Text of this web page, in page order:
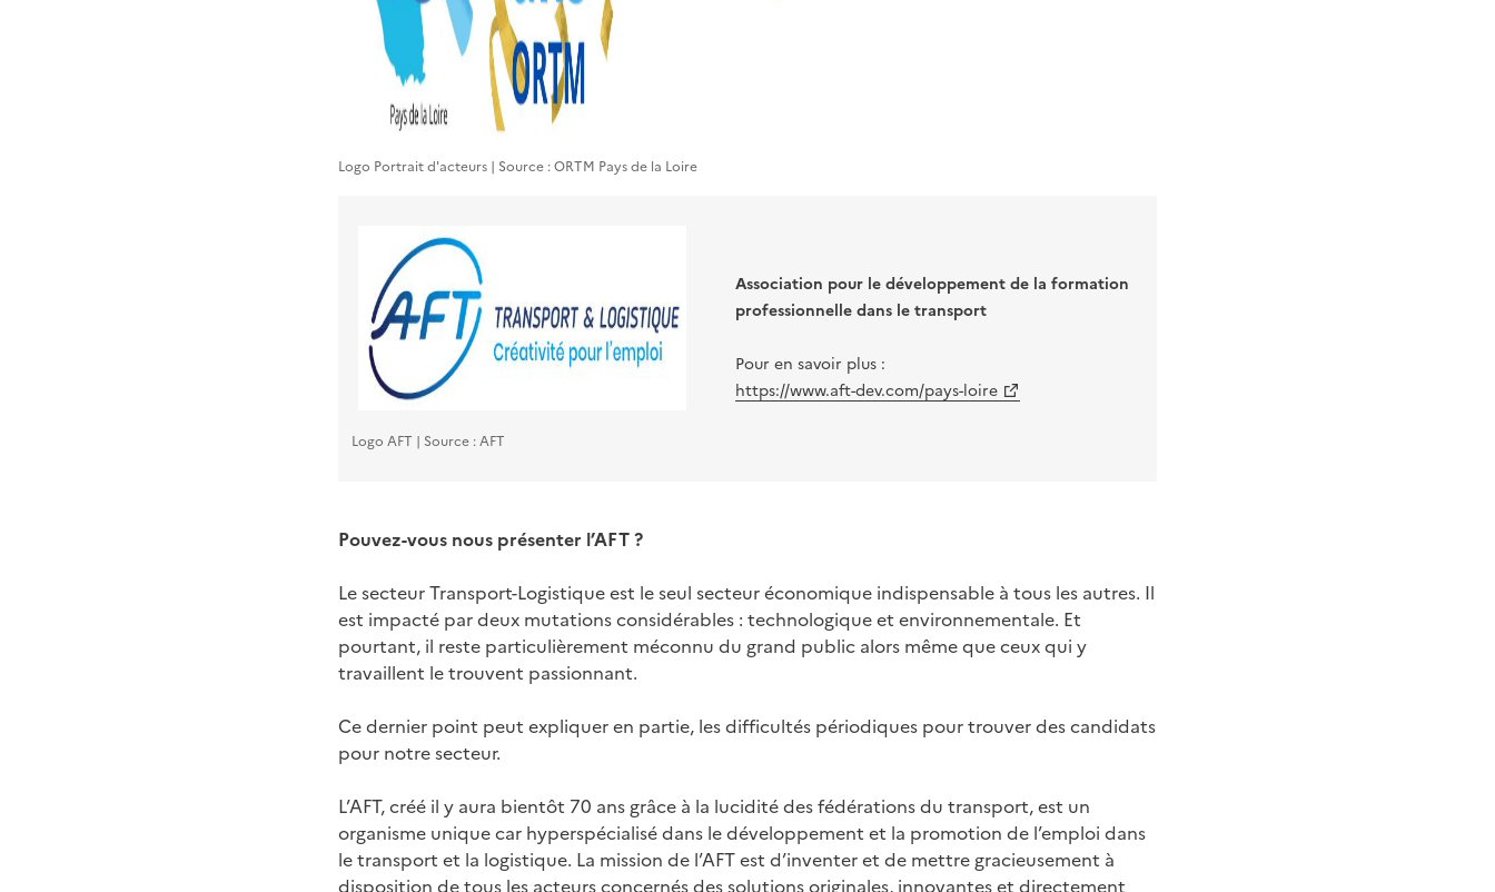
Logo Portrait d'acteurs | Source : ORTM Pays de la Loire
Logo AFT | Source : AFT
Association pour le développement de la formation
professionnelle dans le transport
Pour en savoir plus :
https://www.aft-dev.com/pays-loire
Pouvez-vous nous présenter l’AFT ?
Le secteur Transport-Logistique est le seul secteur économique indispensable à tous les autres. Il
est impacté par deux mutations considérables : technologique et environnementale. Et
pourtant, il reste particulièrement méconnu du grand public alors même que ceux qui y
travaillent le trouvent passionnant.
Ce dernier point peut expliquer en partie, les difficultés périodiques pour trouver des candidats
pour notre secteur.
L’AFT, créé il y aura bientôt 70 ans grâce à la lucidité des fédérations du transport, est un
organisme unique car hyperspécialisé dans le développement et la promotion de l’emploi dans
le transport et la logistique. La mission de l’AFT est d’inventer et de mettre gracieusement à
disposition de tous les acteurs concernés des solutions originales, innovantes et directement